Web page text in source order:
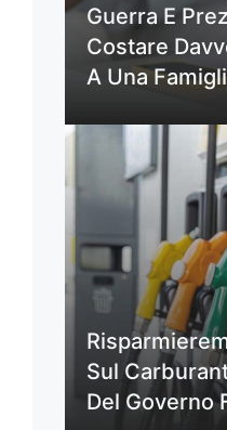
Guerra E
Costare
A Una
Sul
Del Governo